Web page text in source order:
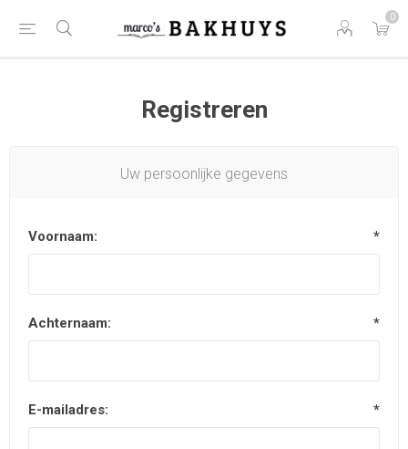
0
Registreren
Uw persoonlijke gegevens
Voornaam: *
Achternaam: *
E-mailadres: *